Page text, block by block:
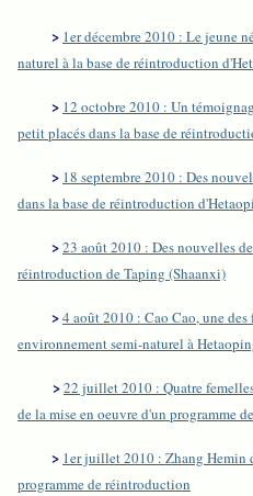
> 1er décembre 2010 : Le jeune
naturel à la base de réintroduction
> 12 octobre 2010 : Un
petit placés dans la base de
> 18 septembre 2010 : Des
dans la base de réintroduction
>23 août 2010 : Des nouvelles
réintroduction de Taping (Shaanxi)
>4 août 2010 : Cao Cao, une
environnement semi-naturel à
>22 juillet 2010 : Quatre
de la mise en oeuvre d'un programme
> 1er juillet 2010 : Zhang Hemin
programme de réintroduction